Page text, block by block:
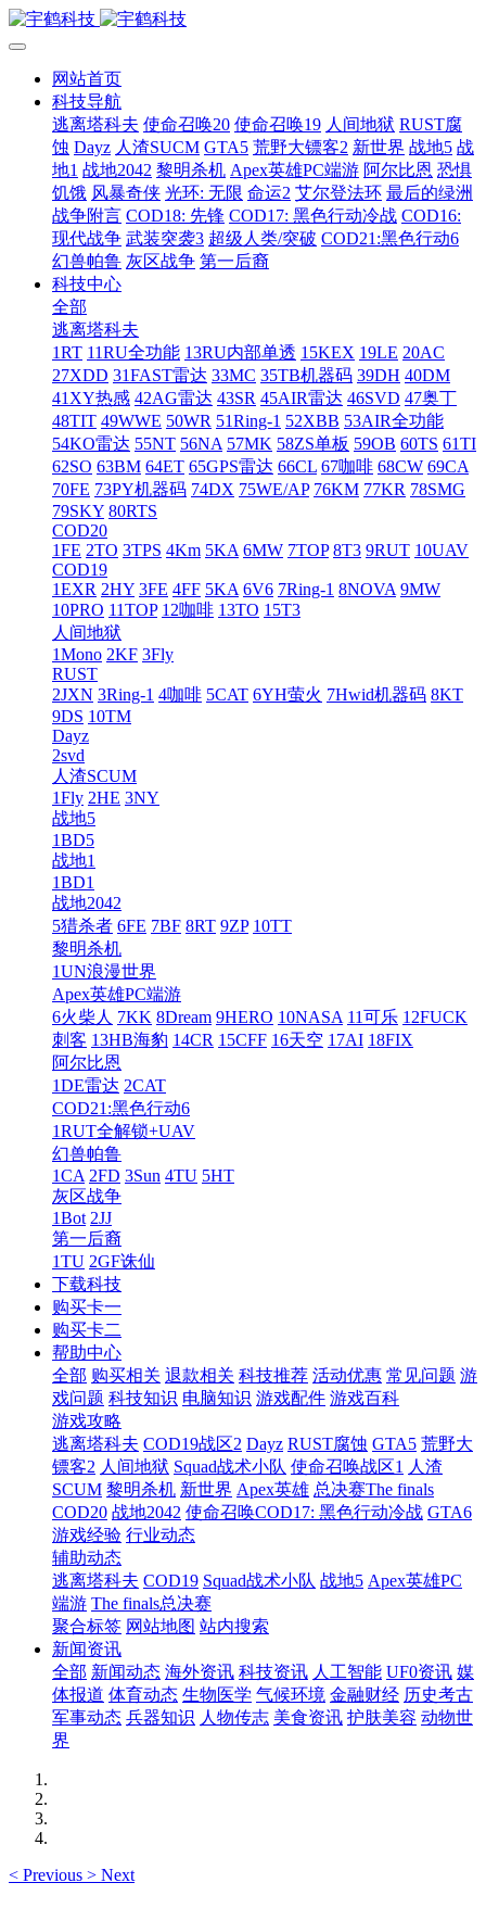
网站首页
科技导航
逃离塔科夫 使命召唤20 使命召唤19 人间地狱 RUST腐
蚀 Dayz 人渣SUCM GTA5 荒野大镖客2 新世界 战地5 战
地1 战地2042 黎明杀机 Apex英雄PC端游 阿尔比恩 恐惧
饥饿 风暴奇侠 光环: 无限 命运2 艾尔登法环 最后的绿洲
战争附言 COD18: 先锋 COD17: 黑色行动冷战 COD16:
现代战争 武装突袭3 超级人类/突破 COD21:黑色行动6
幻兽帕鲁 灰区战争 第一后裔
科技中心
全部
逃离塔科夫
1RT 11RU全功能 13RU内部单透 15KEX 19LE 20AC
27XDD 31FAST雷达 33MC 35TB机器码 39DH 40DM
41XY热感 42AG雷达 43SR 45AIR雷达 46SVD 47奥丁
48TIT 49WWE 50WR 51Ring-1 52XBB 53AIR全功能
54KO雷达 55NT 56NA 57MK 58ZS单板 59OB 60TS 61TI
62SO 63BM 64ET 65GPS雷达 66CL 67咖啡 68CW 69CA
70FE 73PY机器码 74DX 75WE/AP 76KM 77KR 78SMG
79SKY 80RTS
COD20
1FE 2TO 3TPS 4Km 5KA 6MW 7TOP 8T3 9RUT 10UAV
COD19
1EXR 2HY 3FE 4FF 5KA 6V6 7Ring-1 8NOVA 9MW
10PRO 11TOP 12咖啡 13TO 15T3
人间地狱
1Mono 2KF 3Fly
RUST
2JXN 3Ring-1 4咖啡 5CAT 6YH萤火 7Hwid机器码 8KT
9DS 10TM
Dayz
2svd
人渣SCUM
1Fly 2HE 3NY
战地5
1BD5
战地1
1BD1
战地2042
5猎杀者 6FE 7BF 8RT 9ZP 10TT
黎明杀机
1UN浪漫世界
Apex英雄PC端游
6火柴人 7KK 8Dream 9HERO 10NASA 11可乐 12FUCK
刺客 13HB海豹 14CR 15CFF 16天空 17AI 18FIX
阿尔比恩
1DE雷达 2CAT
COD21:黑色行动6
1RUT全解锁+UAV
幻兽帕鲁
1CA 2FD 3Sun 4TU 5HT
灰区战争
1Bot 2JJ
第一后裔
1TU 2GF诛仙
下载科技
购买卡一
购买卡二
帮助中心
全部 购买相关 退款相关 科技推荐 活动优惠 常见问题 游
戏问题 科技知识 电脑知识 游戏配件 游戏百科
游戏攻略
逃离塔科夫 COD19战区2 Dayz RUST腐蚀 GTA5 荒野大
镖客2 人间地狱 Squad战术小队 使命召唤战区1 人渣
SCUM 黎明杀机 新世界 Apex英雄 总决赛The finals
COD20 战地2042 使命召唤COD17: 黑色行动冷战 GTA6
游戏经验 行业动态
辅助动态
逃离塔科夫 COD19 Squad战术小队 战地5 Apex英雄PC
端游 The finals总决赛
聚合标签 网站地图 站内搜索
新闻资讯
全部 新闻动态 海外资讯 科技资讯 人工智能 UF0资讯 媒
体报道 体育动态 生物医学 气候环境 金融财经 历史考古
军事动态 兵器知识 人物传志 美食资讯 护肤美容 动物世
界
< Previous > Next